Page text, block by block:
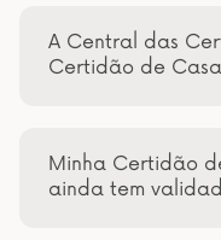
A Central das
Certidão de
Minha Certidão
ainda tem